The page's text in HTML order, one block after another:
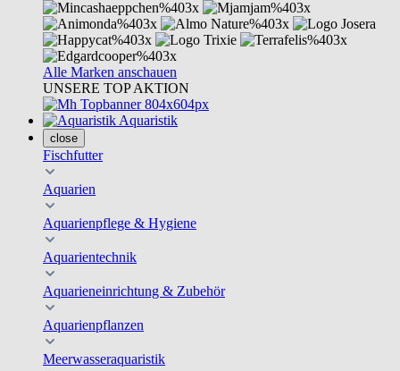
Alle Marken anschauen
UNSERE TOP AKTION
Aquaristik
close
Fischfutter
Aquarien
Aquarienpflege & Hygiene
Aquarientechnik
Aquarieneinrichtung & Zubehör
Aquarienpflanzen
Meerwasseraquaristik